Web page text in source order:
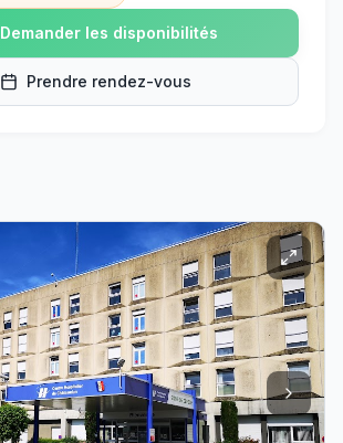
Demander les disponibilités
Prendre rendez-vous